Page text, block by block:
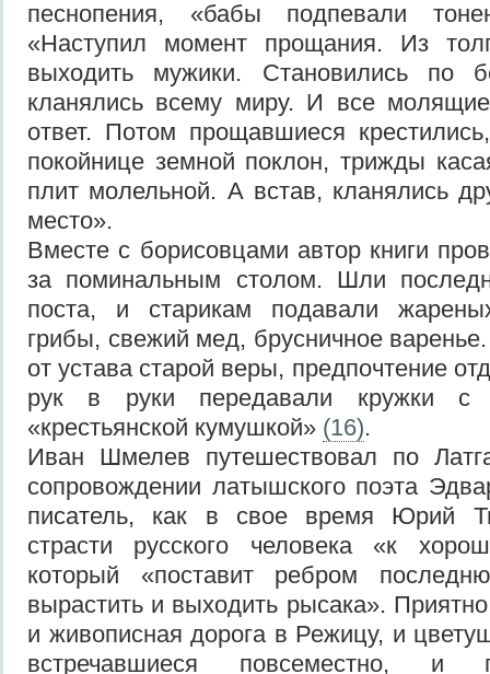
песнопения, «бабы подпевали
«Наступил момент прощания. Из
выходить мужики. Становились по
кланялись всему миру. И все
ответ. Потом прощавшиеся
покойнице земной поклон, трижды
плит молельной. А встав, кланялись
место».
Вместе с борисовцами автор книги
за поминальным столом. Шли
поста, и старикам подавали
грибы, свежий мед, брусничное
от устава старой веры, предпочтение
рук в руки передавали кружки с
«крестьянской кумушкой» (16).
Иван Шмелев путешествовал по
сопровождении латышского поэта
писатель, как в свое время Юрий
страсти русского человека «к
который «поставит ребром
вырастить и выходить рысака».
и живописная дорога в Режицу, и
встречавшиеся повсеместно, и